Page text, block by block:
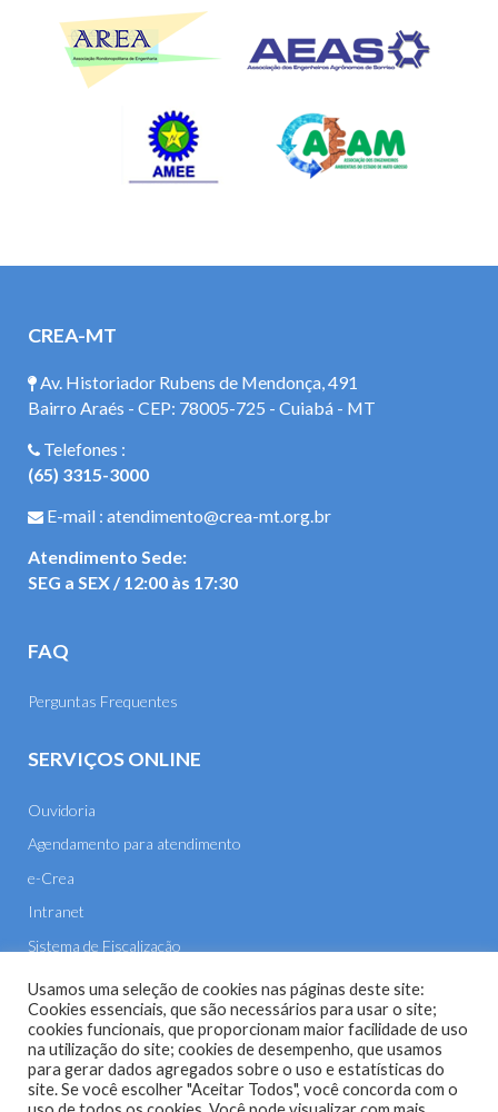
CREA-MT
Av. Historiador Rubens de Mendonça, 491
Bairro Araés - CEP: 78005-725 - Cuiabá - MT
Telefones :
(65) 3315-3000
E-mail : atendimento@crea-mt.org.br
Atendimento Sede:
SEG a SEX / 12:00 às 17:30
FAQ
Perguntas Frequentes
SERVIÇOS ONLINE
Ouvidoria
Agendamento para atendimento
e-Crea
Intranet
Sistema de Fiscalização
E-mail
Usamos uma seleção de cookies nas páginas deste site:
Cookies essenciais, que são necessários para usar o site;
cookies funcionais, que proporcionam maior facilidade de uso
na utilização do site; cookies de desempenho, que usamos
para gerar dados agregados sobre o uso e estatísticas do
site. Se você escolher "Aceitar Todos", você concorda com o